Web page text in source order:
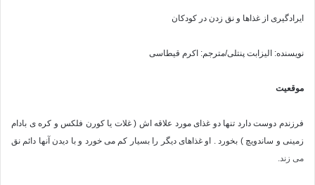
ایرادگیری از غذاها و نق زدن در كودكان
نويسنده: الیزابت پنتلی/مترجم: اکرم قیطاسی
موقعیت
فرزندم دوست دارد تنها دو غذای مورد علاقه اش ( غلات یا کورن فلکس و کره ی بادام
زمینی و ساندویچ ) بخورد . او غذاهای دیگر را بسیار کم می خورد و با دیدن آنها دائم نق
می زند.